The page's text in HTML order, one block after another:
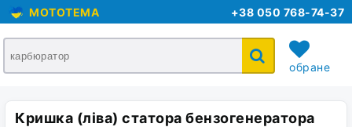
MOTOTEMA +38 050 768-74-37
обране
кошик
Кришка (ліва) статора бензогенератора